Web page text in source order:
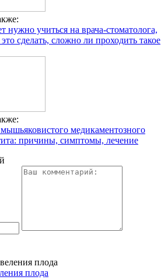
нужно учиться на врача-стоматолога,
сделать, сложно ли проходить такое
медикаментозного
причины, симптомы, лечение
плода